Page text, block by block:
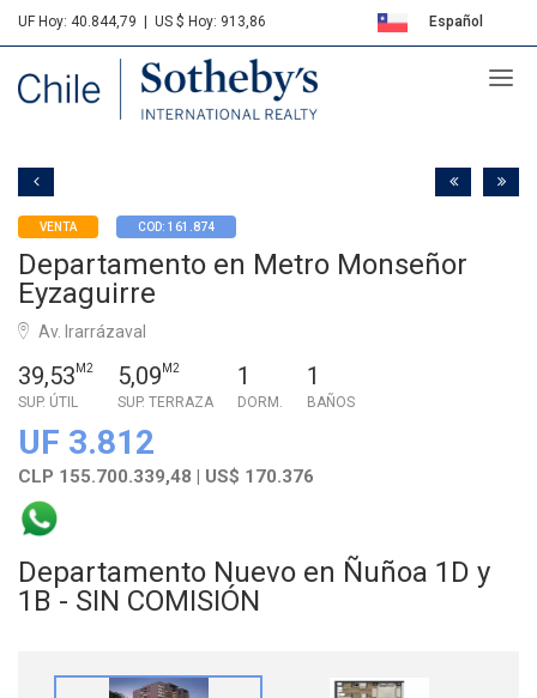
UF Hoy: 40.844,79 US $ Hoy: 913,86 Español
Sotheby's
VENTA COD: 161.874
Departamento en Metro Monseñor
Eyzaguirre
Av. Irarrázaval
39,53 M2
SUP. ÚTIL
5,09 M2
SUP. TERRAZA
1
DORM.
1
BAÑOS
UF 3.812
CLP 155.700.339,48 | US$ 170.376
Departamento Nuevo en Ñuñoa 1D y
1B - SIN COMISIÓN